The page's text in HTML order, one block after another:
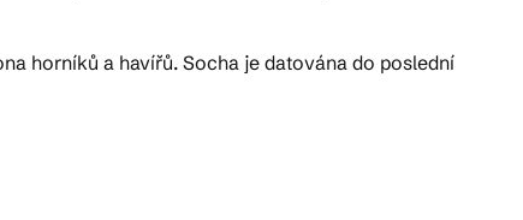
horníků a havířů. Socha je datována do poslední